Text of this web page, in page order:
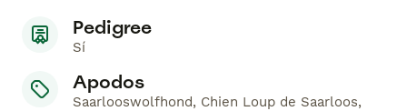
Pedigree
Sí
Apodos
Saarlooswolfhond, Chien Loup de Saarloos,